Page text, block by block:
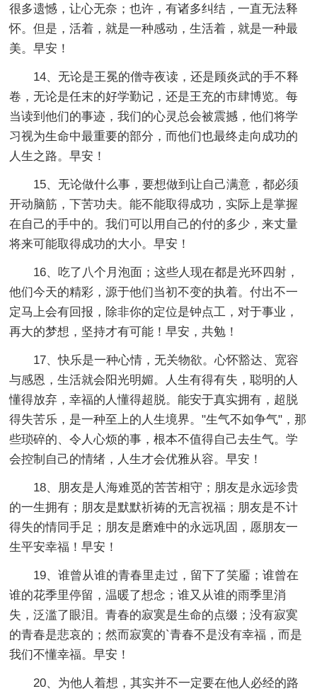
很多遗憾，让心无奈；也许，有诸多纠结，一直无法释
怀。但是，活着，就是一种感动，生活着，就是一种最
美。早安！
14、无论是王冕的僧寺夜读，还是顾炎武的手不释
卷，无论是任末的好学勤记，还是王充的市肆博览。每
当读到他们的事迹，我们的心灵总会被震撼，他们将学
习视为生命中最重要的部分，而他们也最终走向成功的
人生之路。早安！
15、无论做什么事，要想做到让自己满意，都必须
开动脑筋，下苦功夫。能不能取得成功，实际上是掌握
在自己的手中的。我们可以用自己的付的多少，来丈量
将来可能取得成功的大小。早安！
16、吃了八个月泡面；这些人现在都是光环四射，
他们今天的精彩，源于他们当初不变的执着。付出不一
定马上会有回报，除非你的定位是钟点工，对于事业，
再大的梦想，坚持才有可能！早安，共勉！
17、快乐是一种心情，无关物欲。心怀豁达、宽容
与感恩，生活就会阳光明媚。人生有得有失，聪明的人
懂得放弃，幸福的人懂得超脱。能安于真实拥有，超脱
得失苦乐，是一种至上的人生境界。"生气不如争气"，那
些琐碎的、令人心烦的事，根本不值得自己去生气。学
会控制自己的情绪，人生才会优雅从容。早安！
18、朋友是人海难觅的苦苦相守；朋友是永远珍贵
的一生拥有；朋友是默默祈祷的无言祝福；朋友是不计
得失的情同手足；朋友是磨难中的永远巩固，愿朋友一
生平安幸福！早安！
19、谁曾从谁的青春里走过，留下了笑靥；谁曾在
谁的花季里停留，温暖了想念；谁又从谁的雨季里消
失，泛滥了眼泪。青春的寂寞是生命的点缀；没有寂寞
的青春是悲哀的；然而寂寞的`青春不是没有幸福，而是
我们不懂幸福。早安！
20、为他人着想，其实并不一定要在他人必经的路